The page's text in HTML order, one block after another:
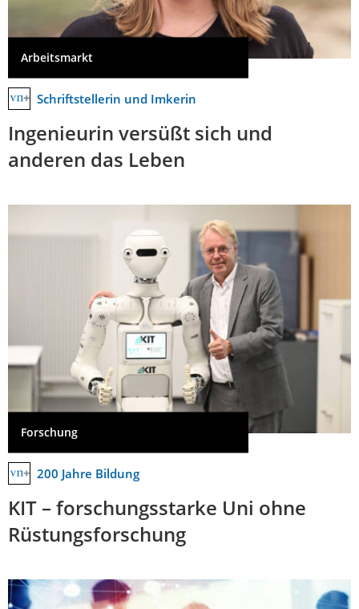
Arbeitsmarkt
Schriftstellerin und Imkerin
Ingenieurin versüßt sich und
anderen das Leben
Forschung
200 Jahre Bildung
KIT – forschungsstarke Uni ohne
Rüstungsforschung